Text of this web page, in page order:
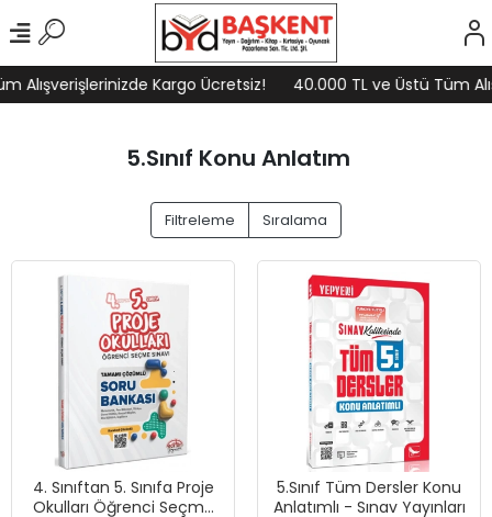
Alışverişlerinizde Kargo Ücretsiz! 40.000 TL ve Üstü Tüm
5.Sınıf Konu Anlatım
Filtreleme Sıralama
4. Sınıftan 5. Sınıfa Proje
Okulları Öğrenci Seçme
5.Sınıf Tüm Dersler Konu
Anlatımlı - Sınav Yayınları